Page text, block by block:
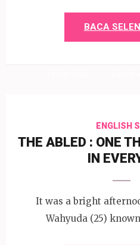
BACA
ENGLISH
THE ABLED : ONE
IN
It was a bright
Wahyuda (25)